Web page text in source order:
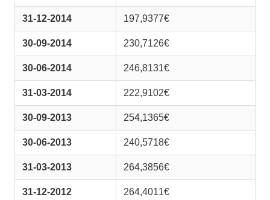
31-12-2014 197,9377€
30-09-2014 230,7126€
30-06-2014 246,8131€
31-03-2014 222,9102€
30-09-2013 254,1365€
30-06-2013 240,5718€
31-03-2013 264,3856€
31-12-2012 264,4011€